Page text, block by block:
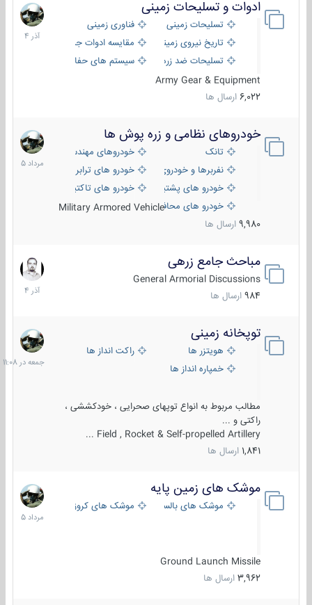
ادوات و تسلیحات زمینی
تسلیحات زمینی
فناوری زمینی
تاریخ نیروی زمینی
مقایسه ادوات جنگی
تسلیحات ضد زره
سیستم های حفاظت فعال
Army Gear & Equipment
6,022 ارسال ها
21
آذر
1404
خودروهای نظامی و زره پوش ها
تانک
خودروهای مهندسی
نفربرها و خودروی های رزمی پیاده نظام
خودرو های ترابری نظامی
خودرو های پشتیبانی آتش ، شناسایی و ضد تانک
خودرو های تاکتیکی نظامی
خودرو های محافظت شدهMilitary Armored Vehicle
9,980 ارسال ها
2
مرداد
1405
مباحث جامع زرهی
General Armorial Discussions
984 ارسال ها
7
آذر
1404
توپخانه زمینی
هویتزر ها
راکت انداز ها
خمپاره انداز ها
مطالب مربوط به انواع توپهای صحرایی ، خودکششی ،
راکتی و ...
Field , Rocket & Self-propelled Artillery ...
1,841 ارسال ها
جمعه
در
11:08
موشک های زمین پایه
موشک های بالستیک موشک های کروز
Ground Launch Missile
3,962 ارسال ها
2
مرداد
1405